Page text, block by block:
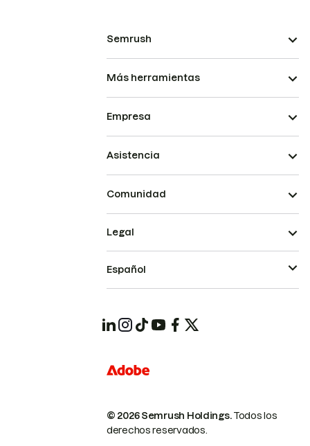
Semrush
Más herramientas
Empresa
Asistencia
Comunidad
© 2026 Semrush Holdings.Todos los
derechos reservados.
Legal
Español